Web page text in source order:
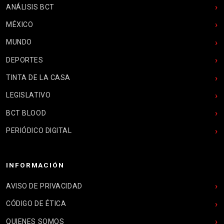
ANÁLISIS BCT
MÉXICO
MUNDO
DEPORTES
TINTA DE LA CASA
LEGISLATIVO
BCT BLOOD
PERIÓDICO DIGITAL
INFORMACIÓN
AVISO DE PRIVACIDAD
CÓDIGO DE ÉTICA
QUIENES SOMOS